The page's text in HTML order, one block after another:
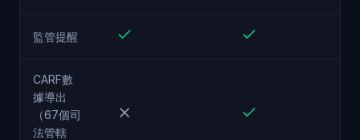
監管提醒
CARF數
據導出
（67個司
法管轄